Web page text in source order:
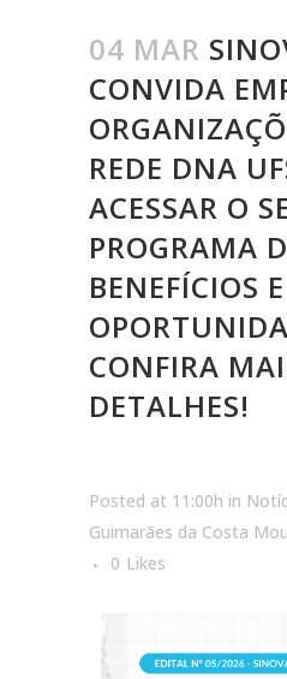
04 MAR
CONVIDA
REDE DNA
ACESSAR O
PROGRAMA
BENEFÍCIOS E
CONFIRA
DETALHES!
Posted at 11:00h in
Guimarães da Costa
0 Likes